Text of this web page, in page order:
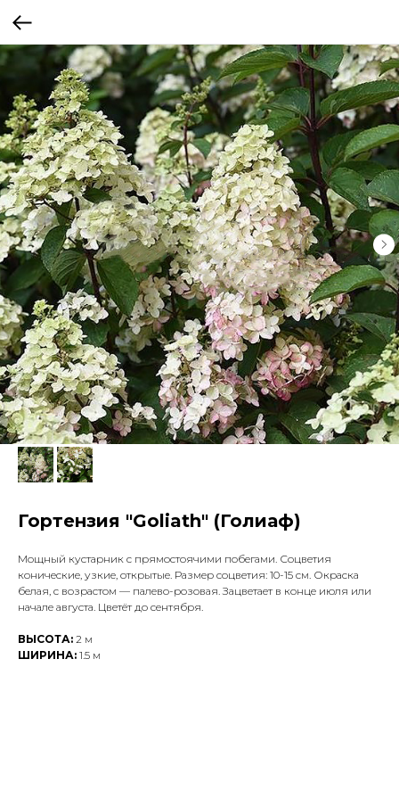
Гортензия "Goliath" (Голиаф)
Мощный кустарник с прямостоячими побегами. Соцветия
конические, узкие, открытые. Размер соцветия: 10-15 см. Окраска
белая, с возрастом — палево-розовая. Зацветает в конце июля или
начале августа. Цветёт до сентября.
ВЫСОТА: 2 м
ШИРИНА: 1.5 м